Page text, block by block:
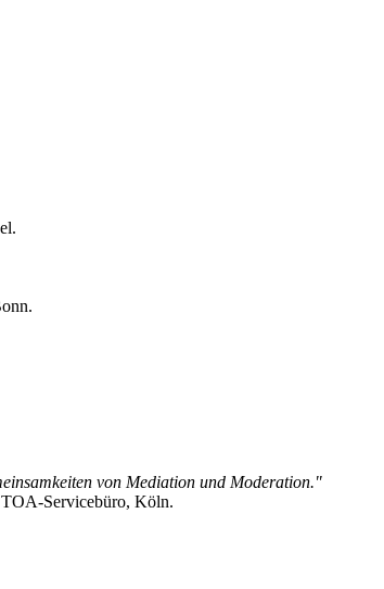
von Mediation und Moderation."
Servicebüro, Köln.